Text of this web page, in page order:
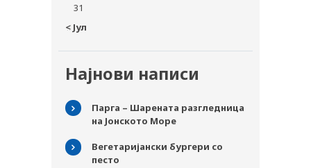
« Јул
31
Најнови написи
Парга – Шарената разгледница
на Јонското Море
Вегетаријански бургери со
песто